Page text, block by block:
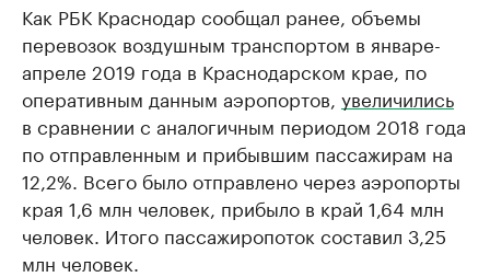
Как РБК Краснодар сообщал ранее, объемы
перевозок воздушным транспортом в январе-
апреле 2019 года в Краснодарском крае, по
оперативным данным аэропортов, увеличились
в сравнении с аналогичным периодом 2018 года
по отправленным и прибывшим пассажирам на
12,2%. Всего было отправлено через аэропорты
края 1,6 млн человек, прибыло в край 1,64 млн
человек. Итого пассажиропоток составил 3,25
млн человек.